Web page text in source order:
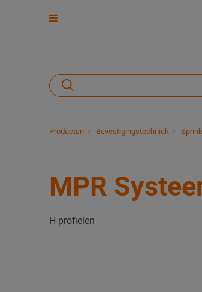
Producten Bevestigingstechniek
MPR
H-profielen